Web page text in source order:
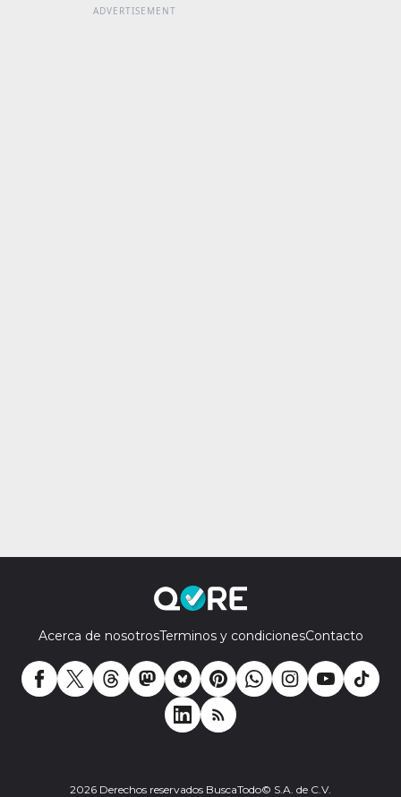
Acerca de nosotrosTerminos y condicionesContacto
2026 Derechos reservados BuscaTodo© S.A. de C.V.